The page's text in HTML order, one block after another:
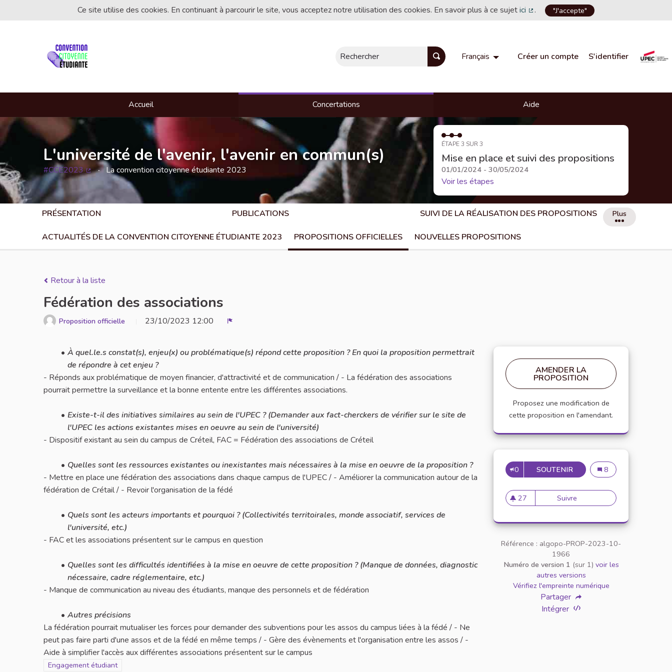
Ce site utilise des cookies. En continuant à parcourir le site, vous acceptez notre utilisation des cookies. En savoir plus à ce sujetici
(Lien externe)
. "J'accepte"
Rechercher Français Choisir la langueChoose language
Créer un compte S'identifier
Accueil Concertations Aide
L'université de l'avenir, l'avenir en commun(s)
#CCE2023
(Lien externe)
La convention citoyenne étudiante 2023
ÉTAPE 3 SUR 3
Mise en place et suivi des propositions
01/01/2024 - 30/05/2024
Voir les étapes
PRÉSENTATION PUBLICATIONS SUIVI DE LA RÉALISATION DES PROPOSITIONS
ACTUALITÉS DE LA CONVENTION CITOYENNE ÉTUDIANTE 2023 PROPOSITIONS OFFICIELLES NOUVELLES PROPOSITIONS
Retour à la liste
Fédération des associations
Proposition officielle 23/10/2023 12:00
À quel.le.s constat(s), enjeu(x) ou problématique(s) répond cette proposition ? En quoi la proposition permettrait
de répondre à cet enjeu ?
- Réponds aux problématique de moyen financier, d'attractivité et de communication / - La fédération des associations
pourrait permettre la surveillance et la bonne entente entre les différentes associations.
Existe-t-il des initiatives similaires au sein de l'UPEC ? (Demander aux fact-cherckers de vérifier sur le site de
l'UPEC les actions existantes mises en oeuvre au sein de l'université)
- Dispositif existant au sein du campus de Créteil, FAC = Fédération des associations de Créteil
Quelles sont les ressources existantes ou inexistantes mais nécessaires à la mise en oeuvre de la proposition ?
- Mettre en place une fédération des associations dans chaque campus de l'UPEC / - Améliorer la communication autour de la
fédération de Crétail / - Revoir l'organisation de la fédé
Quels sont les acteurs importants et pourquoi ? (Collectivités territoirales, monde associatif, services de
l'université, etc.)
- FAC et les associations présentent sur le campus en question
Quelles sont les difficultés identifiées à la mise en oeuvre de cette proposition ? (Manque de données, diagnostic
nécessaire, cadre réglementaire, etc.)
- Manque de communication au niveau des étudiants, manque des personnels et de fédération
Autres précisions
La fédération pourrait mutualiser les forces pour demander des subventions pour les assos du campus liées à la fédé / - Ne
peut pas faire parti d'une assos et de la fédé en même temps / - Gère des évènements et l'organisation entre les assos / -
Aide à simplifier l'accès aux différentes associations présentent sur le campus
Filtrer les résultats pour le secteur : Engagement étudiant
Engagement étudiant
AMENDER LA
PROPOSITION
Proposez une modification de
cette proposition en l'amendant.
0 SOUTENIR FÉDÉRATION DES
Fédération des
8
27
27 abonnés
Suivre Fédération des associations
Référence : algopo-PROP-2023-10-
1966
Numéro de version 1 (sur 1) voir les
autres versions
Vérifiez l'empreinte numérique
Partager
Intégrer